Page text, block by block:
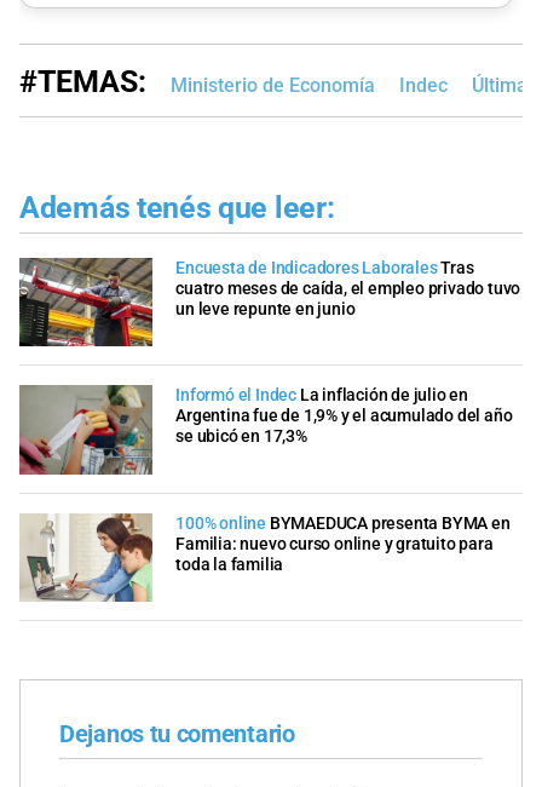
#TEMAS: Ministerio de Economía Indec Última
Además tenés que leer:
Encuesta de Indicadores LaboralesTras
cuatro meses de caída, el empleo privado tuvo
un leve repunte en junio
Informó el Indec La inflación de julio en
Argentina fue de 1,9% y el acumulado del año
se ubicó en 17,3%
100% online BYMAEDUCA presenta BYMA en
Familia: nuevo curso online y gratuito para
toda la familia
Dejanos tu comentario